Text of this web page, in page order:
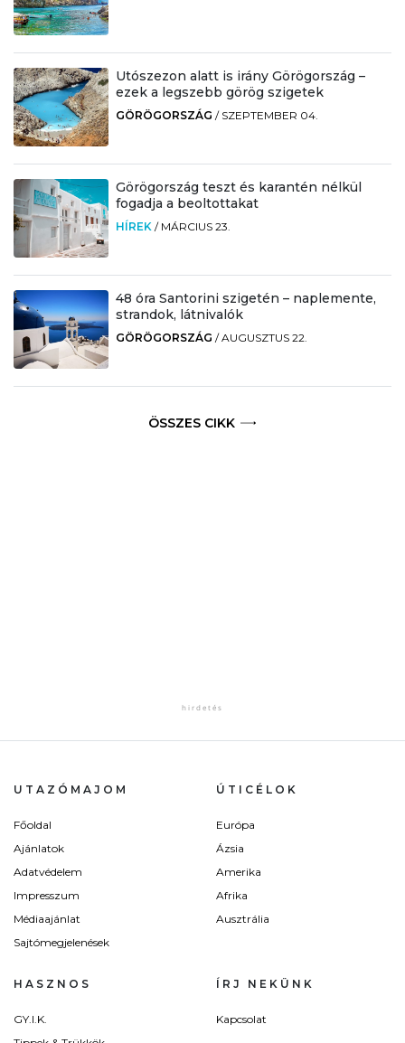
Utószezon alatt is irány Görögország –
ezek a legszebb görög szigetek
GÖRÖGORSZÁG / SZEPTEMBER 04.
Görögország teszt és karantén nélkül
fogadja a beoltottakat
HÍREK / MÁRCIUS 23.
48 óra Santorini szigetén – naplemente,
strandok, látnivalók
GÖRÖGORSZÁG /AUGUSZTUS 22.
ÖSSZES CIKK
UTAZÓMAJOM
Főoldal
Ajánlatok
Adatvédelem
Impresszum
Médiaajánlat
Sajtómegjelenések
ÚTICÉLOK
Európa
Ázsia
Amerika
Afrika
Ausztrália
HASZNOS
GY.I.K.
ÍRJ NEKÜNK
Kapcsolat